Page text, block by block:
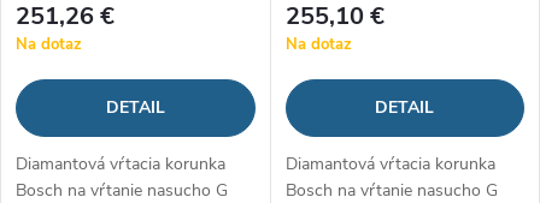
251,26 €
Na dotaz
DETAIL
Diamantová vŕtacia korunka
Bosch na vŕtanie nasucho G
255,10 €
Na dotaz
DETAIL
Diamantová vŕtacia korunka
Bosch na vŕtanie nasucho G